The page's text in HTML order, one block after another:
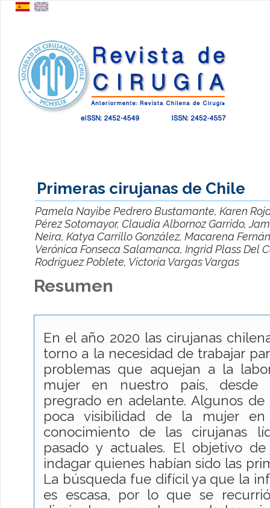
Primeras cirujanas de Chile
Pamela Nayibe Pedrero Bustamante, Karen
Pérez Sotomayor, Claudia Albornoz Garrido,
Neira, Katya Carrillo González, Macarena
Verónica Fonseca Salamanca, Ingrid Plass Del
Rodríguez Poblete, Victoria Vargas Vargas
Resumen
En el año 2020 las cirujanas
torno a la necesidad de trabajar
problemas que aquejan a la
mujer en nuestro país, desde
pregrado en adelante. Algunos
poca visibilidad de la mujer
conocimiento de las cirujanas
pasado y actuales. El objetivo
indagar quienes habían sido las
La búsqueda fue difícil ya que la
es escasa, por lo que se